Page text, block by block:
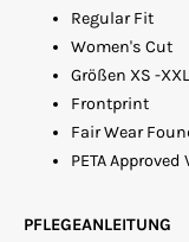
Regular Fit
Women's Cut
Größen XS -XXL
Frontprint
Fair Wear
PETA Approved
PFLEGEANLEITUNG